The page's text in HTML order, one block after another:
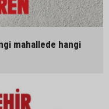
mahallede hangi